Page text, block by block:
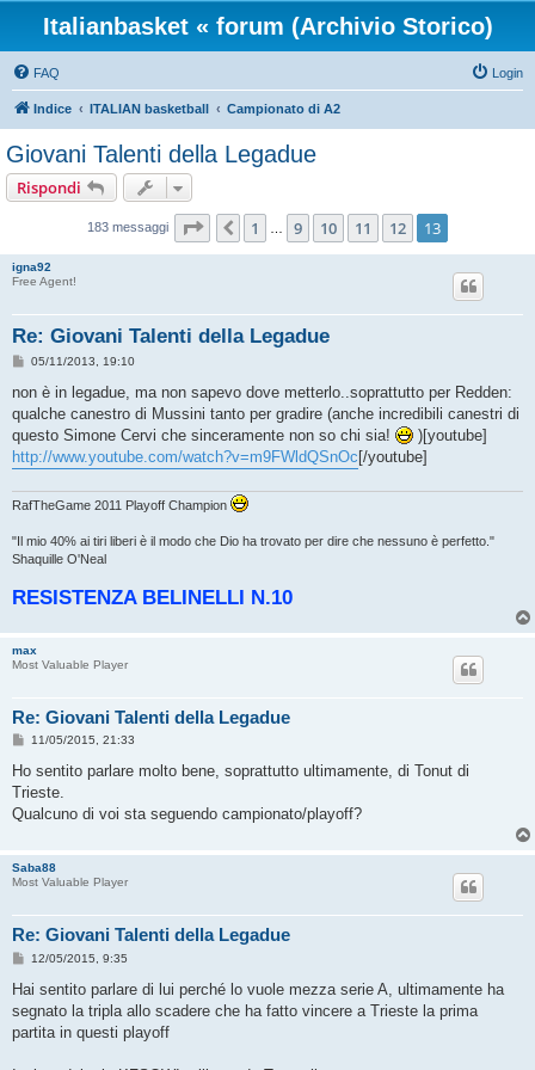
Italianbasket « forum (Archivio Storico)
FAQ Login
Indice ITALIAN basketball Campionato di A2
Giovani Talenti della Legadue
Rispondi
183 messaggi Pagina 13di13
Precedente
1 9 10 11 12 13
igna92
Free Agent!
Re: Giovani Talenti della Legadue
M
s
a
g
i
05/11/2013, 19:10
non è in legadue, ma non sapevo dove metterlo..soprattutto per Redden:
qualche canestro di Mussini tanto per gradire (anche incredibili canestri di
questo Simone Cervi che sinceramente non so chi sia!
)[youtube]
http://www.youtube.com/watch?v=m9FWldQSnOc [/youtube]
RafTheGame 2011 Playoff Champion
"‎Il mio 40% ai tiri liberi è il modo che Dio ha trovato per dire che nessuno è perfetto."
Shaquille O'Neal
RESISTENZA BELINELLI N.10
max
Most Valuable Player
Re: Giovani Talenti della Legadue
M
s
a
g
o
11/05/2015, 21:33
Ho sentito parlare molto bene, soprattutto ultimamente, di Tonut di
Trieste.
Qualcuno di voi sta seguendo campionato/playoff?
Saba88
Most Valuable Player
Re: Giovani Talenti della Legadue
M
s
a
g
12/05/2015, 9:35
Hai sentito parlare di lui perché lo vuole mezza serie A, ultimamente ha
segnato la tripla allo scadere che ha fatto vincere a Trieste la prima
partita in questi playoff